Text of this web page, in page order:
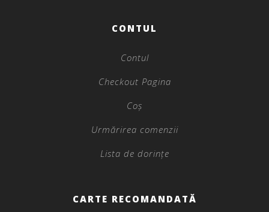
CONTUL
Contul
Checkout Pagina
Coș
Urmărirea comenzii
Lista de dorințe
CARTE RECOMANDATĂ